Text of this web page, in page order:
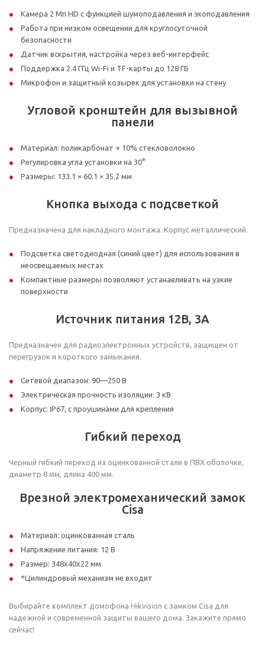
Камера 2 Мп HD с функцией шумоподавления и эхоподавления
Работа при низком освещении для круглосуточной
безопасности
Датчик вскрытия, настройка через веб-интерфейс
Поддержка 2.4 ГГц Wi-Fi и TF-карты до 128 ГБ
Микрофон и защитный козырек для установки на стену
Угловой кронштейн для вызывной
панели
Материал: поликарбонат + 10% стекловолокно
Регулировка угла установки на 30°
Размеры: 133.1 × 60.1 × 35.2 мм
Кнопка выхода с подсветкой
Предназначена для накладного монтажа. Корпус металлический.
Подсветка светодиодная (синий цвет) для использования в
неосвещаемых местах
Компактные размеры позволяют устанавливать на узкие
поверхности
Источник питания 12В, 3А
Предназначен для радиоэлектронных устройств, защищен от
перегрузок и короткого замыкания.
Сетевой диапазон: 90—250 В
Электрическая прочность изоляции: 3 кВ
Корпус: IP67, с проушинами для крепления
Гибкий переход
Черный гибкий переход из оцинкованной стали в ПВХ оболочке,
диаметр 8 мм, длина 400 мм.
Врезной электромеханический замок
Cisa
Материал: оцинкованная сталь
Напряжение питания: 12 В
Размер: 348х40х22 мм
*Цилиндровый механизм не входит
Выбирайте комплект домофона Hikvision с замком Cisa для
надежной и современной защиты вашего дома. Закажите прямо
сейчас!